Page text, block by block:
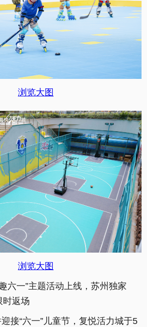
浏览大图
浏览大图
六一”主题活动上线，苏州独家
时返场
接“六一”儿童节，复悦活力城于5